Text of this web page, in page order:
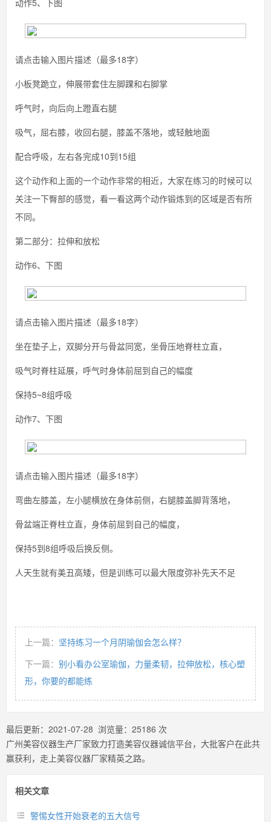
动作5、下图
请点击输入图片描述（最多18字）
小板凳跪立，伸展带套住左脚踝和右脚掌
呼气时，向后向上蹬直右腿
吸气，屈右膝，收回右腿，膝盖不落地，或轻触地面
配合呼吸，左右各完成10到15组
这个动作和上面的一个动作非常的相近，大家在练习的时候可以
关注一下臀部的感觉，看一看这两个动作锻炼到的区域是否有所
不同。
第二部分：拉伸和放松
动作6、下图
请点击输入图片描述（最多18字）
坐在垫子上，双脚分开与骨盆同宽，坐骨压地脊柱立直，
吸气时脊柱延展，呼气时身体前屈到自己的幅度
保持5~8组呼吸
动作7、下图
请点击输入图片描述（最多18字）
弯曲左膝盖，左小腿横放在身体前侧，右腿膝盖脚背落地，
骨盆端正脊柱立直，身体前屈到自己的幅度，
保持5到8组呼吸后换反侧。
人天生就有美丑高矮，但是训练可以最大限度弥补先天不足
上一篇： 坚持练习一个月阴瑜伽会怎么样？
下一篇： 别小看办公室瑜伽，力量柔韧，拉伸放松，核心塑
形，你要的都能练
最后更新： 2021-07-28 浏览量： 25186 次
广州美容仪器生产厂家致力打造美容仪器诚信平台，大批客户在此共
赢获利，走上美容仪器厂家精英之路。
相关文章
警惕女性开始衰老的五大信号